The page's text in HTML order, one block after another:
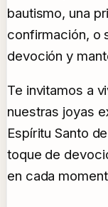
bautismo, una
confirmación, o
devoción y
Te invitamos a
nuestras joyas
Espíritu Santo
toque de
en cada